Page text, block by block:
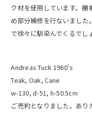
ク材を使用しています。棚
め部分補修を行ないまし
で徐々に馴染んでくるでし
Andreas Tuck 1960's
Teak, Oak, Cane
w-130, d-51, h-50.5cm
ご売約となりました。あり